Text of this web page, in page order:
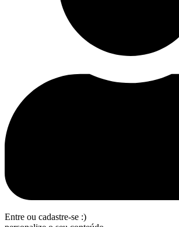
Entre ou cadastre-se :)